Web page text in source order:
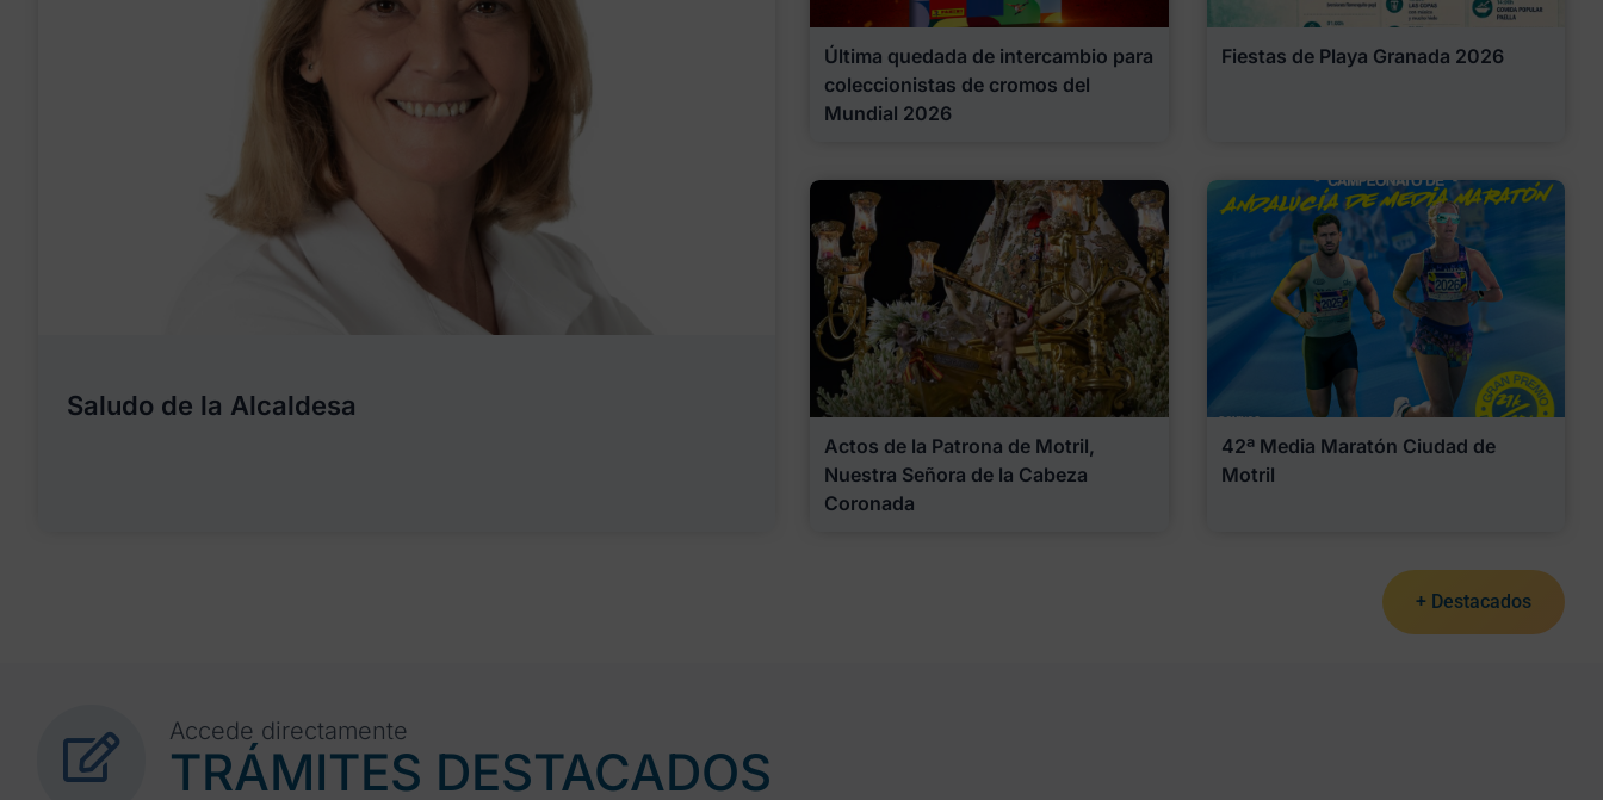
Saludo de la Alcaldesa
Última quedada de intercambio para
coleccionistas de cromos del
Mundial 2026
Fiestas de Playa Granada 2026
Actos de la Patrona de Motril,
Nuestra Señora de la Cabeza
Coronada
42ª Media Maratón Ciudad de
Motril
+ Destacados
Accede directamente
TRÁMITES DESTACADOS